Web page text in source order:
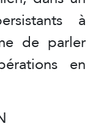
à
de parler
en